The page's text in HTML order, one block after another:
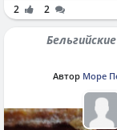
2 2
Автор Море